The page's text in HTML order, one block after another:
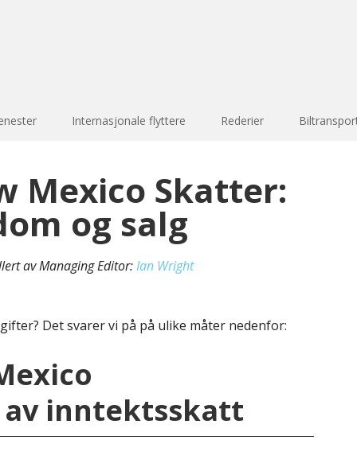
Internasjonale flyttere Rederier
Mexico Skatter:
og salg
av Managing Editor:Ian Wright
Det svarer vi på på ulike måter nedenfor:
inntektsskatt